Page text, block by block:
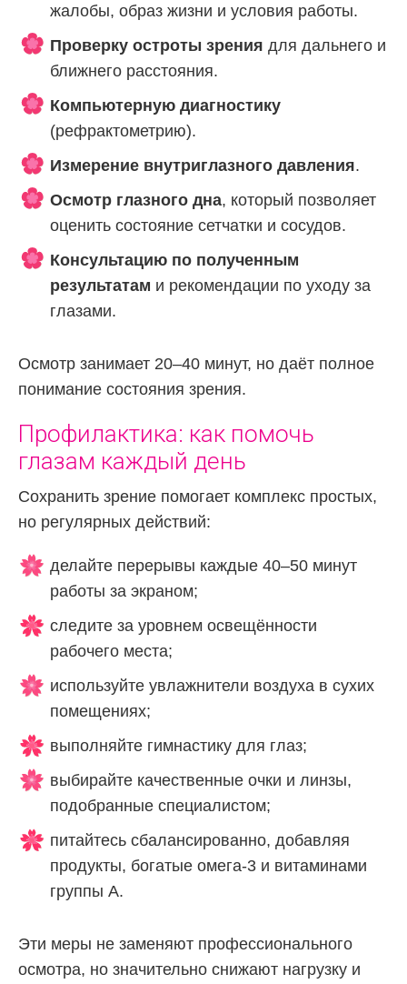
жалобы, образ жизни и условия работы.
Проверку остроты зрения для дальнего и
ближнего расстояния.
Компьютерную диагностику
(рефрактометрию).
Измерение внутриглазного давления.
Осмотр глазного дна, который позволяет
оценить состояние сетчатки и сосудов.
Консультацию по полученным
результатам и рекомендации по уходу за
глазами.
Осмотр занимает 20–40 минут, но даёт полное
понимание состояния зрения.
Профилактика: как помочь
глазам каждый день
Сохранить зрение помогает комплекс простых,
но регулярных действий:
делайте перерывы каждые 40–50 минут
работы за экраном;
следите за уровнем освещённости
рабочего места;
используйте увлажнители воздуха в сухих
помещениях;
выполняйте гимнастику для глаз;
выбирайте качественные очки и линзы,
подобранные специалистом;
питайтесь сбалансированно, добавляя
продукты, богатые омега-3 и витаминами
группы А.
Эти меры не заменяют профессионального
осмотра, но значительно снижают нагрузку и